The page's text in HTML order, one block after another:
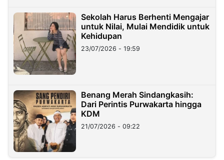
Sekolah Harus Berhenti Mengajar
untuk Nilai, Mulai Mendidik untuk
Kehidupan
23/07/2026 - 19:59
Benang Merah Sindangkasih:
Dari Perintis Purwakarta hingga
KDM
21/07/2026 - 09:22